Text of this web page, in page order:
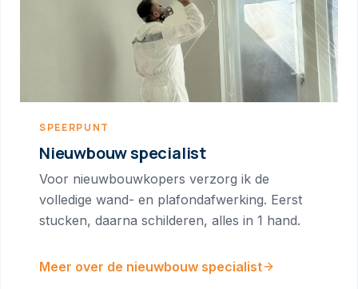
SPEERPUNT
Nieuwbouw specialist
Voor nieuwbouwkopers verzorg ik de
volledige wand- en plafondafwerking. Eerst
stucken, daarna schilderen, alles in 1 hand.
Meer over de nieuwbouw specialist